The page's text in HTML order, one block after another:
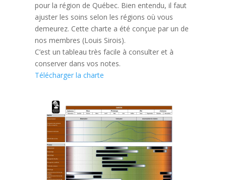
pour la région de Québec. Bien entendu, il faut
ajuster les soins selon les régions où vous
demeurez. Cette charte a été conçue par un de
nos membres (Louis Sirois).
C’est un tableau très facile à consulter et à
conserver dans vos notes.
Télécharger la charte